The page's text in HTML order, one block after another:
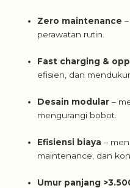
Zero maintenance
perawatan rutin.
Fast charging &
efisien, dan
Desain modular –
mengurangi bobot.
Efisiensi biaya –
maintenance, dan
Umur panjang